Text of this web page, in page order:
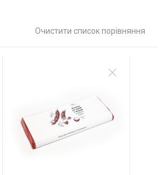
Очистити список порівняння